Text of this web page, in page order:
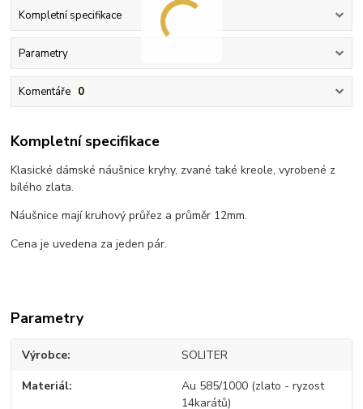
Kompletní specifikace
Parametry
Komentáře 0
Kompletní specifikace
Klasické dámské náušnice kryhy, zvané také kreole, vyrobené z
bílého zlata.
Náušnice mají kruhový průřez a průměr 12mm.
Cena je uvedena za jeden pár.
Parametry
Výrobce SOLITER
Materiál
Au 585/1000 (zlato - ryzost
14karátů)